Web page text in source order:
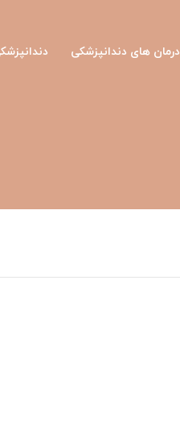
درمان های دندانپزشکی